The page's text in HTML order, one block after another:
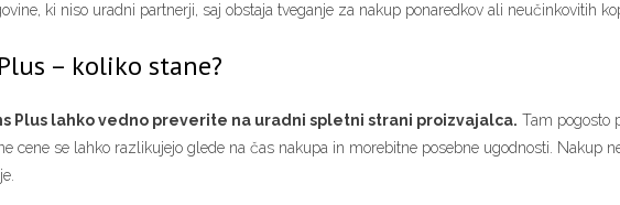
ki niso uradni partnerji, saj obstaja tveganje za nakup ponaredkov ali neučinkovitih
– koliko stane?
Plus lahko vedno preverite na uradni spletni strani proizvajalca. Tam pogosto
cene se lahko razlikujejo glede na čas nakupa in morebitne posebne ugodnosti. Nakup